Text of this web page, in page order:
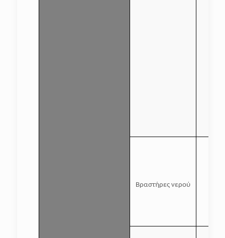
Βραστήρες νερού